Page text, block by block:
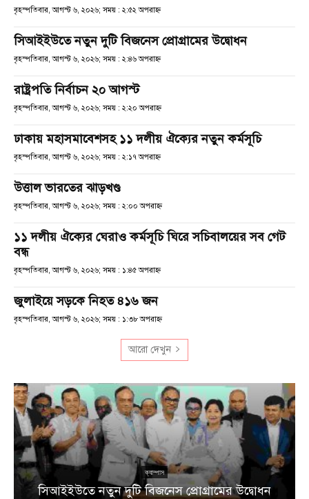
বৃহস্পতিবার, আগস্ট ৬, ২০২৬; সময় : ২:৫২ অপরাহ্ণ
সিআইইউতে নতুন দুটি বিজনেস প্রোগ্রামের উদ্বোধন
বৃহস্পতিবার, আগস্ট ৬, ২০২৬; সময় : ২:৪৬ অপরাহ্ণ
রাষ্ট্রপতি নির্বাচন ২০ আগস্ট
বৃহস্পতিবার, আগস্ট ৬, ২০২৬; সময় : ২:২০ অপরাহ্ণ
ঢাকায় মহাসমাবেশসহ ১১ দলীয় ঐক্যের নতুন কর্মসূচি
বৃহস্পতিবার, আগস্ট ৬, ২০২৬; সময় : ২:১৭ অপরাহ্ণ
উত্তাল ভারতের ঝাড়খণ্ড
বৃহস্পতিবার, আগস্ট ৬, ২০২৬; সময় : ২:০০ অপরাহ্ণ
১১ দলীয় ঐক্যের ঘেরাও কর্মসূচি ঘিরে সচিবালয়ের সব গেট
বন্ধ
বৃহস্পতিবার, আগস্ট ৬, ২০২৬; সময় : ১:৪৫ অপরাহ্ণ
জুলাইয়ে সড়কে নিহত ৪১৬ জন
বৃহস্পতিবার, আগস্ট ৬, ২০২৬; সময় : ১:৩৮ অপরাহ্ণ
আরো দেখুন
ক্যাম্পাস
সিআইইউতে নতুন দুটি বিজনেস প্রোগ্রামের উদ্বোধন